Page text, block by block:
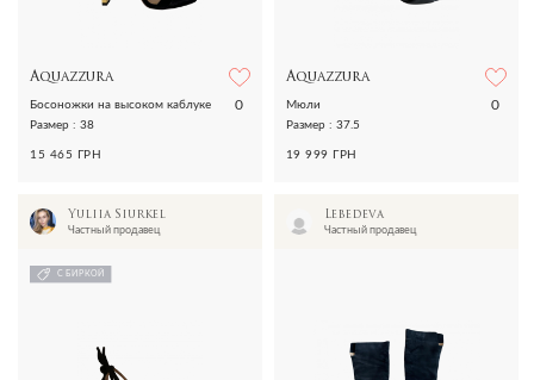
Aquazzura
0
Босоножки на высоком каблуке
Размер : 38
15 465 ГРН
Aquazzura
0
Мюли
Размер : 37.5
19 999 ГРН
Yuliia Siurkel
Частный продавец
С БИРКОЙ
Lebedeva
Частный продавец